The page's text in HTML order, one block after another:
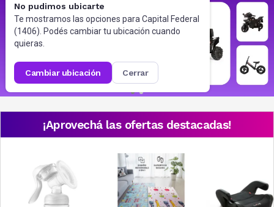
No pudimos ubicarte
Te mostramos las opciones para Capital Federal
(1406). Podés cambiar tu ubicación cuando
quieras.
cambiar ubicación cerrar
¡Aprovechá las ofertas destacadas!